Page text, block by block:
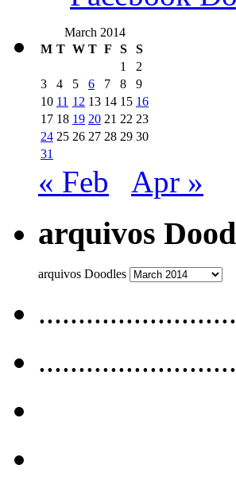
March 2014
M T W T F S
S
1
2
3
4 5 6 7 8
9
10 11 12 13 14 15 16
17 18 19 20 21 22 23
24 25 26 27 28 29 30
31
« Feb Apr »
arquivos
arquivos Doodles